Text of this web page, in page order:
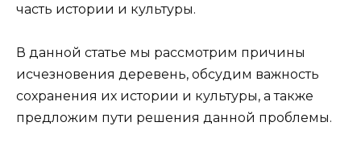
часть истории и культуры.
В данной статье мы рассмотрим причины
исчезновения деревень, обсудим важность
сохранения их истории и культуры, а также
предложим пути решения данной проблемы.